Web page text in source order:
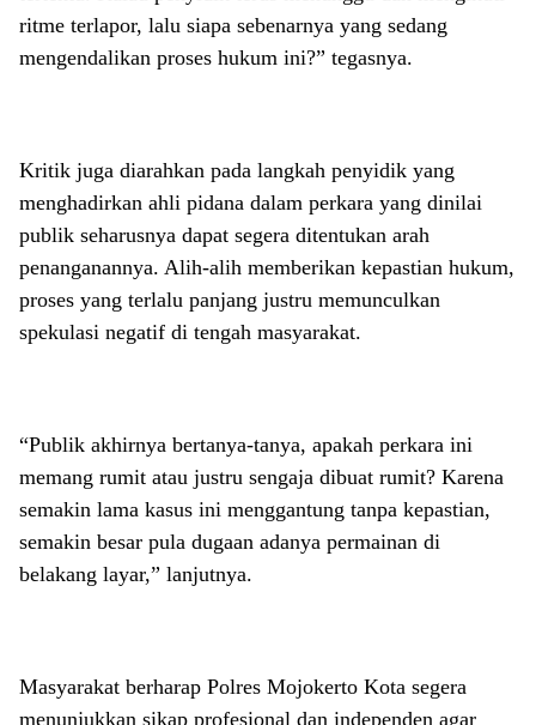
ritme terlapor, lalu siapa sebenarnya yang sedang
mengendalikan proses hukum ini?” tegasnya.
Kritik juga diarahkan pada langkah penyidik yang
menghadirkan ahli pidana dalam perkara yang dinilai
publik seharusnya dapat segera ditentukan arah
penanganannya. Alih-alih memberikan kepastian hukum,
proses yang terlalu panjang justru memunculkan
spekulasi negatif di tengah masyarakat.
“Publik akhirnya bertanya-tanya, apakah perkara ini
memang rumit atau justru sengaja dibuat rumit? Karena
semakin lama kasus ini menggantung tanpa kepastian,
semakin besar pula dugaan adanya permainan di
belakang layar,” lanjutnya.
Masyarakat berharap Polres Mojokerto Kota segera
menunjukkan sikap profesional dan independen agar